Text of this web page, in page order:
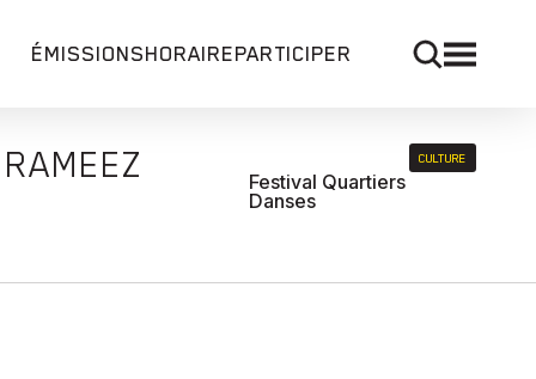
ÉMISSIONSHORAIREPARTICIPER
CULTURE
Festival Quartiers
Danses